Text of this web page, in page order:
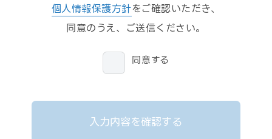
個人情報保護方針をご確認いただき、
同意のうえ、ご送信ください。
同意する
入力内容を確認する